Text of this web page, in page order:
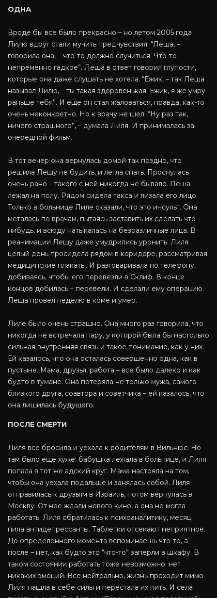
ОДНА
Вроде бы все было прекрасно – но летом 2005 года
Лилю вдруг стали мучить предчувствия. “Леша, –
говорила она, – что-то должно случиться. Что-то
непременно гадкое”. Леша в ответ говорил глупости,
которые она даже слушать не хотела. “Ежик, – так Леша
называл Лилю, – ты такая здоровенькая. Ежик, я же умру
раньше тебя”. И еще он стал жаловаться, правда, как-то
очень неконкретно. Но к врачу не шел. “Ну раз так,
ничего страшного”, – думала Лиля. И принималась за
очередной фильм.
В тот вечер она вернулась домой так поздно, что
решила Лешу не будить, и легла спать. Проснулась
очень рано – такого с ней никогда не бывало. Леша
лежал на полу. Рядом сидела такса и лизала его лицо.
Только в больнице Лиле сказали, что это инсульт. Она
металась по врачам, пытаясь заставить их сделать что-
нибудь, и всюду натыкалась на безразличные лица. В
реанимации Лешу даже умудрились уронить. Лиля
целый день просидела рядом в коридоре, рассматривая
медицинские плакаты. И разговаривала по телефону,
добиваясь, чтобы его перевезли в Склиф. В конце
концов добилась – перевели. И сделали ему операцию.
Леша провел неделю в коме и умер.
Лиле было очень страшно. Она много раз говорила, что
никогда не встречала пару, у которой была бы настолько
сильная внутренняя связь и такое понимание, как у них.
Ей казалось, что она осталась совершенно одна, как в
пустыне. Мама, друзья, работа – все было далеко и как
будто в тумане. Она потеряла не только мужа, самого
близкого друга, соавтора и советчика – ей казалось, что
она лишилась будущего.
ПОСЛЕ СМЕРТИ
Лиля все бросила и уехала к родителям в Вильнюс. Но
там было еще хуже: бабушка лежала в больнице, и Лиля
попала в тот же адский круг. Мама настояла на том,
чтобы она уехала подальше и занялась собой. Лиля
отправилась к друзьям в Израиль, потом вернулась в
Москву. От нее ждали нового кино, а она не могла
работать. Лиля обратилась к психоаналитику, месяц
пила антидепрессанты. Таблетки отсекают неприятное.
До определенного момента вспоминаешь что-то, а
после – нет, как будто это “что-то” заперли в шкафу. В
таком состоянии работать тоже невозможно: нет
никаких эмоций. Все нейтрально, жизнь проходит мимо.
Лиля нашла в себе силы и перестала их пить. И села